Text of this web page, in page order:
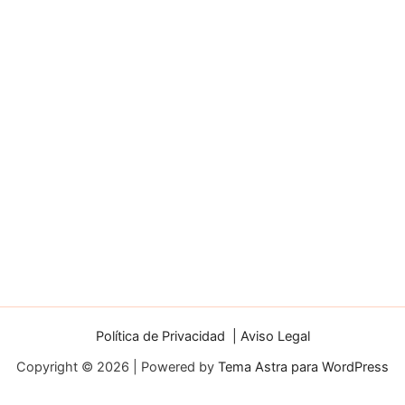
Política de Privacidad | Aviso Legal
Copyright © 2026 | Powered by Tema Astra para WordPress